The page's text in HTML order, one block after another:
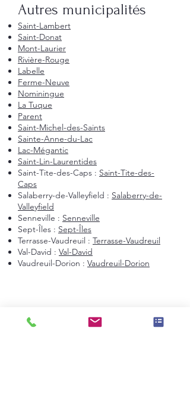
Autres municipalités
Saint-Lambert
Saint-Donat
Mont-Laurier
Rivière-Rouge
Labelle
Ferme-Neuve
Nominingue
La Tuque
Parent
Saint-Michel-des-Saints
Sainte-Anne-du-Lac
Lac-Mégantic
Saint-Lin-Laurentides
Saint-Tite-des-Caps : Saint-Tite-des-
Caps
Salaberry-de-Valleyfield : Salaberry-de-
Valleyfield
Senneville : Senneville
Sept-Îles : Sept-Îles
Terrasse-Vaudreuil : Terrasse-Vaudreuil
Val-David : Val-David
Vaudreuil-Dorion : Vaudreuil-Dorion
Montréal et environs